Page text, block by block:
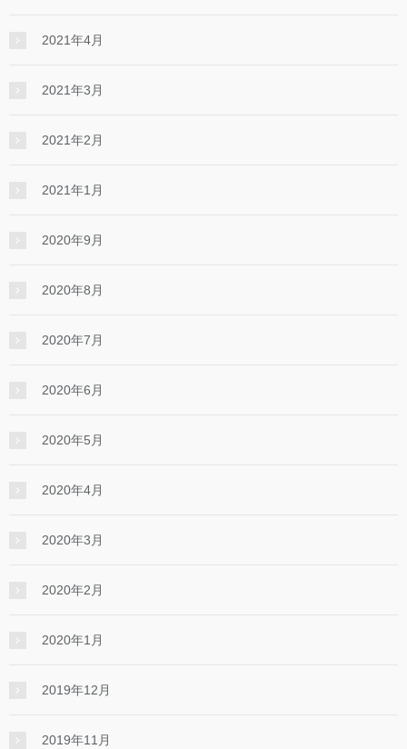
2021年4月
2021年3月
2021年2月
2021年1月
2020年9月
2020年8月
2020年7月
2020年6月
2020年5月
2020年4月
2020年3月
2020年2月
2020年1月
2019年12月
2019年11月